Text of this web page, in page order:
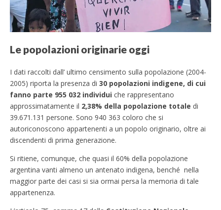
Le popolazioni originarie oggi
I dati raccolti dall’ ultimo censimento sulla popolazione (2004-
2005) riporta la presenza di 30 popolazioni indigene, di cui
fanno parte 955 032 individui che rappresentano
approssimatamente il 2,38% della popolazione totale di
39.671.131 persone. Sono 940 363 coloro che si
autoriconoscono appartenenti a un popolo originario, oltre ai
discendenti di prima generazione.
Si ritiene, comunque, che quasi il 60% della popolazione
argentina vanti almeno un antenato indigena, benché nella
maggior parte dei casi si sia ormai persa la memoria di tale
appartenenza.